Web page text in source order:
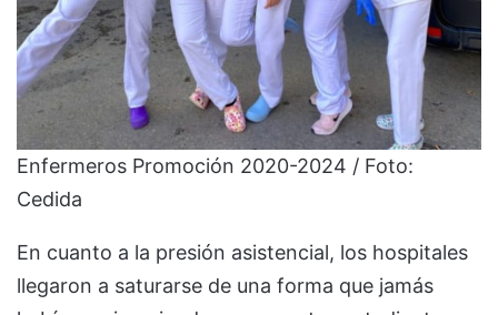
Enfermeros Promoción 2020-2024 / Foto:
Cedida
En cuanto a la presión asistencial, los hospitales
llegaron a saturarse de una forma que jamás